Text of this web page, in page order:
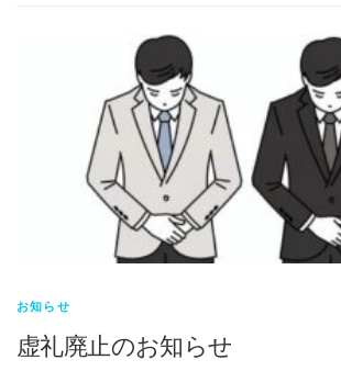
お知らせ
虚礼廃止のお知らせ